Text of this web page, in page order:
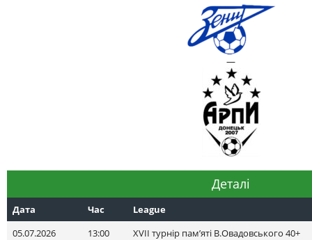
—
Деталі
Дата Час
League
05.07.2026
13:00 XVII турнір пам’яті В.Овадовського 40+